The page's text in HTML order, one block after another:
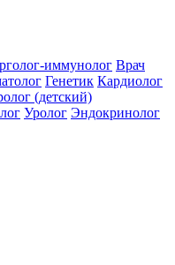
иммунолог Врач
Генетик Кардиолог
(детский)
Уролог Эндокринолог